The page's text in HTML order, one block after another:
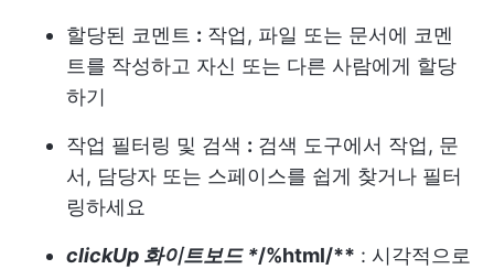
할당된 코멘트 : 작업, 파일 또는 문서에 코멘
트를 작성하고 자신 또는 다른 사람에게 할당
하기
작업 필터링 및 검색 : 검색 도구에서 작업, 문
서, 담당자 또는 스페이스를 쉽게 찾거나 필터
링하세요
clickUp 화이트보드 */%html/** : 시각적으로